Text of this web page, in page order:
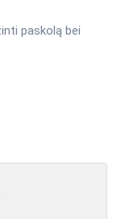
paskolą bei